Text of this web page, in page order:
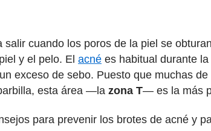
salir cuando los poros de la piel se
y el pelo. El acné es habitual durante la
exceso de sebo. Puesto que muchas
esta área —la zona T— es la más
para prevenir los brotes de acné y